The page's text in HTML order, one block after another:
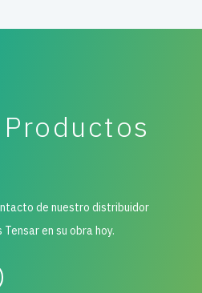
de nuestro distribuidor
en su obra hoy.